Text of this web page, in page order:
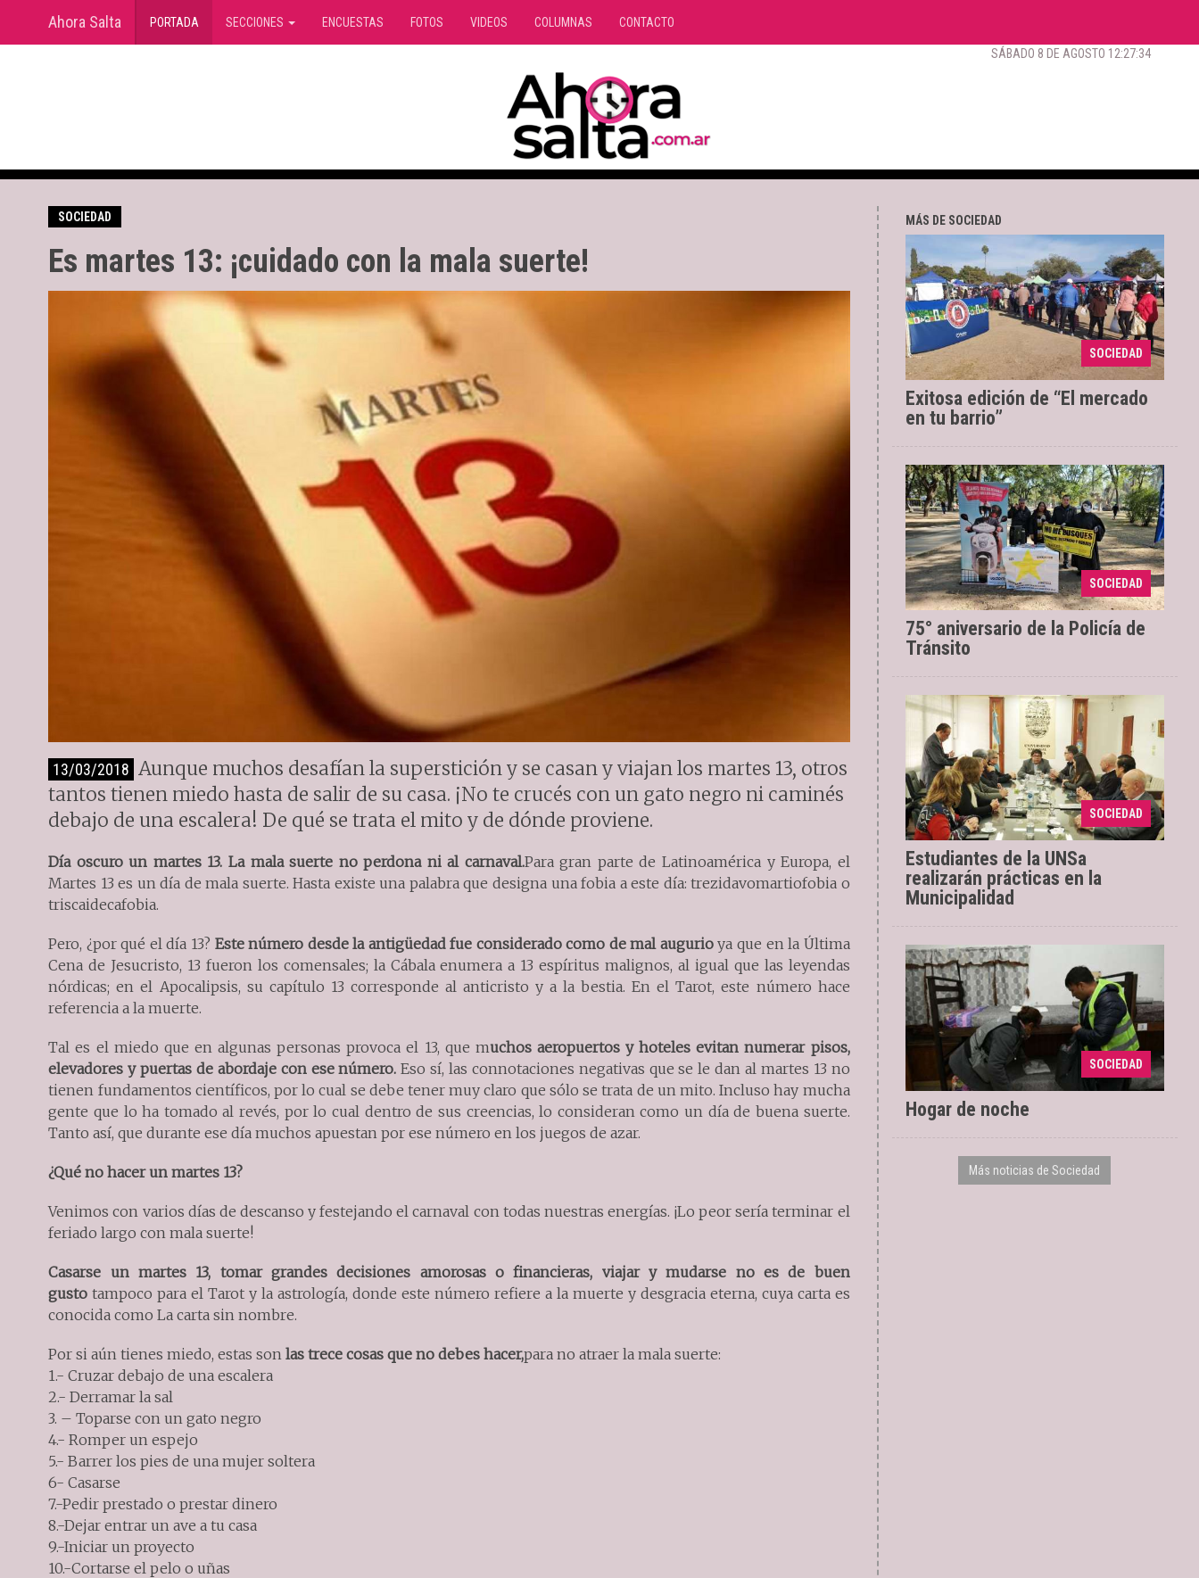
Ahora Salta PORTADA(current)SECCIONES ENCUESTAS FOTOS VIDEOS COLUMNAS CONTACTO
SÁBADO 8 DE AGOSTO 12:27:35
SOCIEDAD
Es martes 13: ¡cuidado con la mala suerte!
13/03/2018 Aunque muchos desafían la superstición y se casan y viajan los martes 13, otros
tantos tienen miedo hasta de salir de su casa. ¡No te crucés con un gato negro ni caminés
debajo de una escalera! De qué se trata el mito y de dónde proviene.
Día oscuro un martes 13. La mala suerte no perdona ni al carnaval.Para gran parte de Latinoamérica y Europa, el
Martes 13 es un día de mala suerte. Hasta existe una palabra que designa una fobia a este día: trezidavomartiofobia o
triscaidecafobia.
Pero, ¿por qué el día 13? Este número desde la antigüedad fue considerado como de mal augurioya que en la Última
Cena de Jesucristo, 13 fueron los comensales; la Cábala enumera a 13 espíritus malignos, al igual que las leyendas
nórdicas; en el Apocalipsis, su capítulo 13 corresponde al anticristo y a la bestia. En el Tarot, este número hace
referencia a la muerte.
Tal es el miedo que en algunas personas provoca el 13, que muchos aeropuertos y hoteles evitan numerar pisos,
elevadores y puertas de abordaje con ese número. Eso sí, las connotaciones negativas que se le dan al martes 13 no
tienen fundamentos científicos, por lo cual se debe tener muy claro que sólo se trata de un mito. Incluso hay mucha
gente que lo ha tomado al revés, por lo cual dentro de sus creencias, lo consideran como un día de buena suerte.
Tanto así, que durante ese día muchos apuestan por ese número en los juegos de azar.
¿Qué no hacer un martes 13?
Venimos con varios días de descanso y festejando el carnaval con todas nuestras energías. ¡Lo peor sería terminar el
feriado largo con mala suerte!
Casarse un martes 13, tomar grandes decisiones amorosas o financieras, viajar y mudarse no es de buen
gusto tampoco para el Tarot y la astrología, donde este número refiere a la muerte y desgracia eterna, cuya carta es
conocida como La carta sin nombre.
Por si aún tienes miedo, estas sonlas trece cosas que no debes hacer,para no atraer la mala suerte:
1.- Cruzar debajo de una escalera
2.- Derramar la sal
3. – Toparse con un gato negro
4.- Romper un espejo
5.- Barrer los pies de una mujer soltera
6- Casarse
7.-Pedir prestado o prestar dinero
8.-Dejar entrar un ave a tu casa
9.-Iniciar un proyecto
10.-Cortarse el pelo o uñas
MÁS DE SOCIEDAD
SOCIEDAD
Exitosa edición de “El mercado
en tu barrio”
07/06/2024
En Barrio Pablo
Saravia
SOCIEDAD
75° aniversario de la Policía de
Tránsito
22/05/2024 Nuestra institución
trabaja los 365 días del año
SOCIEDAD
Estudiantes de la UNSa
realizarán prácticas en la
Municipalidad
22/05/2024 Estará vigente hasta el
9 de diciembre de 2027
SOCIEDAD
Hogar de noche
20/05/2024
El fin de semana
incrementó la demanda
Más noticias de Sociedad